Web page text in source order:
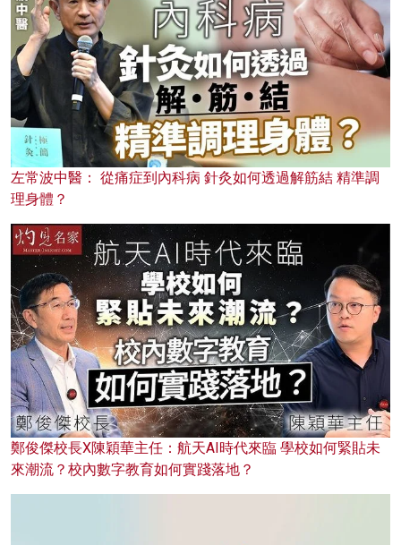
左常波中醫： 從痛症到內科病 針灸如何透過解筋結 精準調
理身體？
鄭俊傑校長X陳穎華主任：航天AI時代來臨 學校如何緊貼未
來潮流？校內數字教育如何實踐落地？